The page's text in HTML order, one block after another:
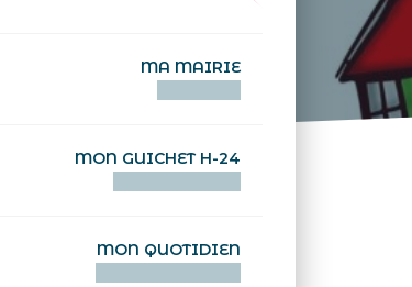
MA MAIRIE
MON GUICHET H-24
MON QUOTIDIEN